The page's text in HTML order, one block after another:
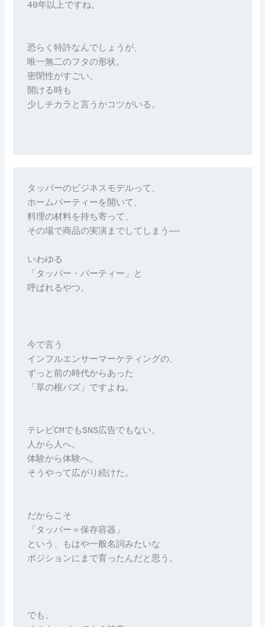
40年以上ですね。
恐らく特許なんでしょうが、
唯一無二のフタの形状。
密閉性がすごい。
開ける時も
少しチカラと言うかコツがいる。
タッパーのビジネスモデルって、
ホームパーティーを開いて、
料理の材料を持ち寄って、
その場で商品の実演までしてしまう──
いわゆる
「タッパー・パーティー」と
呼ばれるやつ。
今で言う
インフルエンサーマーケティングの、
ずっと前の時代からあった
「草の根バズ」ですよね。
テレビCMでもSNS広告でもない。
人から人へ。
体験から体験へ。
そうやって広がり続けた。
だからこそ
「タッパー＝保存容器」
という、もはや一般名詞みたいな
ポジションにまで育ったんだと思う。
でも、